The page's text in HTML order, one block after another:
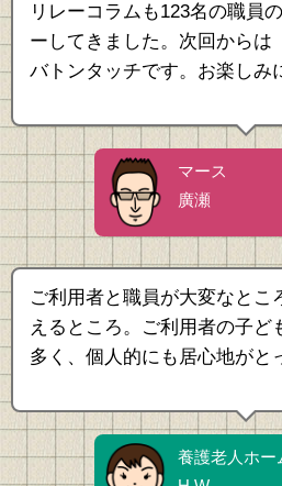
リレーコラムも123名の職員
ーしてきました。次回からは
バトンタッチです。お楽しみ
マース
廣瀬
ご利用者と職員が大変なとこ
えるところ。ご利用者の子ど
多く、個人的にも居心地がと
養護老人ホー